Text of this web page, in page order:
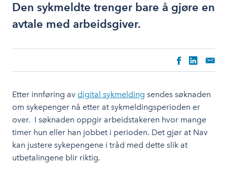
Den sykmeldte trenger bare å gjøre en
avtale med arbeidsgiver.
Etter innføring av digital sykmelding sendes søknaden
om sykepenger nå etter at sykmeldingsperioden er
over. I søknaden oppgir arbeidstakeren hvor mange
timer hun eller han jobbet i perioden. Det gjør at Nav
kan justere sykepengene i tråd med dette slik at
utbetalingene blir riktig.